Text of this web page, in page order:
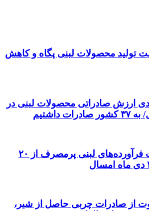
تولید محصولات لبنی پگاه و کاهش
درصدی ارزش صادراتی محصولات لبنی در
مقایسه قیمت فرآورده‌های لبنی پرمصرف از ۲۰
از صادرات چربی حاصل از شیر،